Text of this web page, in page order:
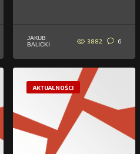
JAKUB
BALICKI
3882 6
AKTUALNOŚCI